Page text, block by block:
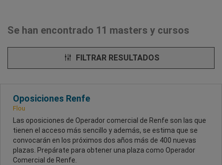
Se han encontrado 11 masters y cursos
FILTRAR RESULTADOS
Oposiciones Renfe
Flou
Las oposiciones de Operador comercial de Renfe son las que
tienen el acceso más sencillo y además, se estima que se
convocarán en los próximos dos años más de 400 nuevas
plazas. Prepárate para obtener una plaza como Operador
Comercial de Renfe.